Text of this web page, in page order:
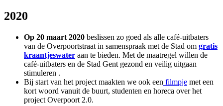
2020
Op 20 maart 2020 beslissen zo goed als alle café-uitbaters
van de Overpoortstraat in samenspraak met de Stad om gratis
kraantjeswater aan te bieden. Met de maatregel willen de
café-uitbaters en de Stad Gent gezond en veilig uitgaan
stimuleren .
Bij start van het project maakten we ook een filmpje met een
kort woord vanuit de buurt, studenten en horeca over het
project Overpoort 2.0.